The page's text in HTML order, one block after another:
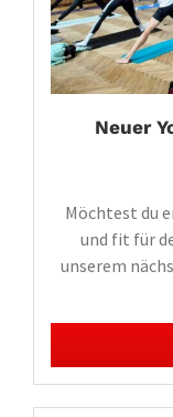
Neuer
Möchtest du
und fit für
unserem